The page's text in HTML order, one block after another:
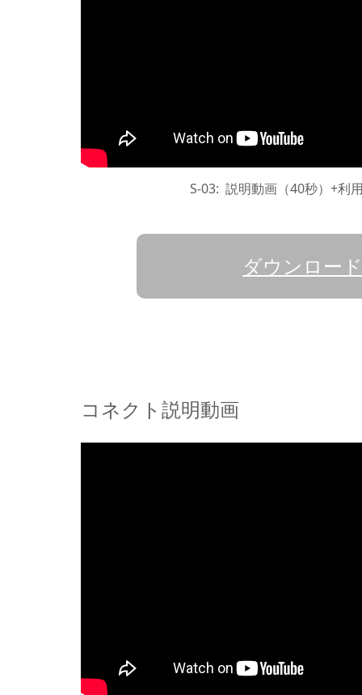
S-03: 説明動画（40秒）+利
ダウンロー
コネクト説明動画